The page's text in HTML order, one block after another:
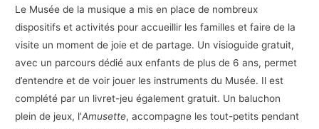
Le Musée de la musique a mis en place de nombreux
dispositifs et activités pour accueillir les familles et faire de la
visite un moment de joie et de partage. Un visioguide gratuit,
avec un parcours dédié aux enfants de plus de 6 ans, permet
d’entendre et de voir jouer les instruments du Musée. Il est
complété par un livret-jeu également gratuit. Un baluchon
plein de jeux, l’Amusette, accompagne les tout-petits pendant